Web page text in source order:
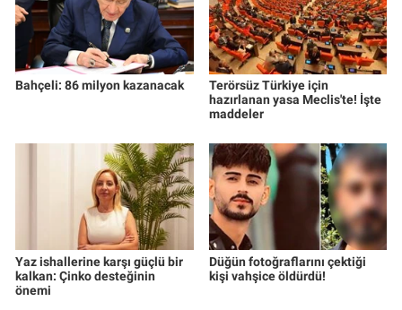
Bahçeli: 86 milyon kazanacak
Terörsüz Türkiye için
hazırlanan yasa Meclis'te! İşte
maddeler
Yaz ishallerine karşı güçlü bir
kalkan: Çinko desteğinin
önemi
Düğün fotoğraflarını çektiği
kişi vahşice öldürdü!